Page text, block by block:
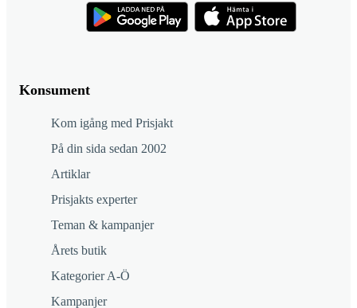
Konsument
Kom igång med Prisjakt
På din sida sedan 2002
Artiklar
Prisjakts experter
Teman & kampanjer
Årets butik
Kategorier A-Ö
Kampanjer